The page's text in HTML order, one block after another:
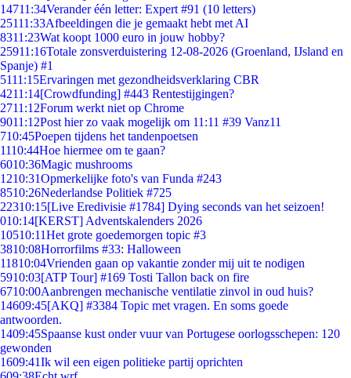
14711:34Verander één letter: Expert #91 (10 letters)
25111:33Afbeeldingen die je gemaakt hebt met AI
8311:23Wat koopt 1000 euro in jouw hobby?
25911:16Totale zonsverduistering 12-08-2026 (Groenland, IJsland en
Spanje) #1
5111:15Ervaringen met gezondheidsverklaring CBR
4211:14[Crowdfunding] #443 Rentestijgingen?
2711:12Forum werkt niet op Chrome
9011:12Post hier zo vaak mogelijk om 11:11 #39 Vanz11
710:45Poepen tijdens het tandenpoetsen
1110:44Hoe hiermee om te gaan?
6010:36Magic mushrooms
1210:31Opmerkelijke foto's van Funda #243
8510:26Nederlandse Politiek #725
22310:15[Live Eredivisie #1784] Dying seconds van het seizoen!
010:14[KERST] Adventskalenders 2026
10510:11Het grote goedemorgen topic #3
3810:08Horrorfilms #33: Halloween
11810:04Vrienden gaan op vakantie zonder mij uit te nodigen
5910:03[ATP Tour] #169 Tosti Tallon back on fire
6710:00Aanbrengen mechanische ventilatie zinvol in oud huis?
14609:45[AKQ] #3384 Topic met vragen. En soms goede
antwoorden.
1409:45Spaanse kust onder vuur van Portugese oorlogsschepen: 120
gewonden
1609:41Ik wil een eigen politieke partij oprichten